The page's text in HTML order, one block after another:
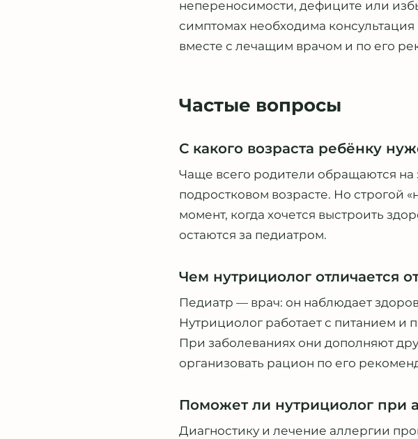
непереносимости, дефиците или
симптомах необходима консультация
вместе с лечащим врачом и по его
Частые вопросы
С какого возраста ребёнку
Чаще всего родители обращаются на
подростковом возрасте. Но строгой
момент, когда хочется выстроить
остаются за педиатром.
Чем нутрициолог отличается
Педиатр — врач: он наблюдает
Нутрициолог работает с питанием и
При заболеваниях они дополняют
организовать рацион по его
Поможет ли нутрициолог при
Диагностику и лечение аллергии